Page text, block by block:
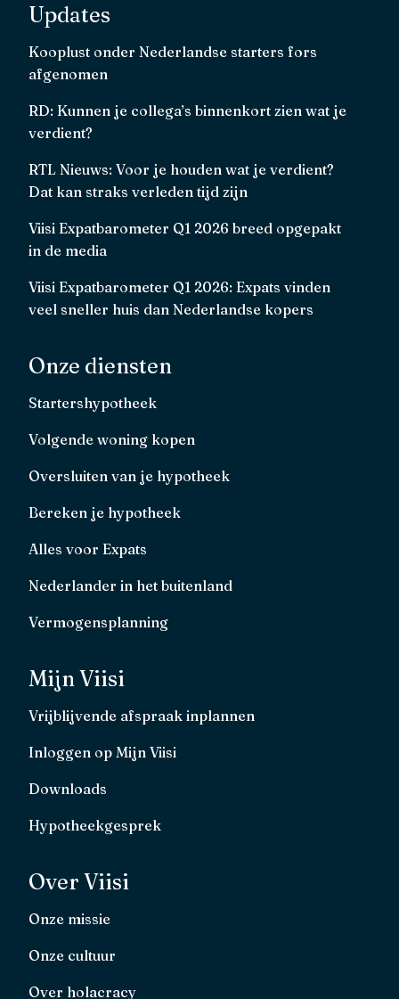
Updates
Kooplust onder Nederlandse starters fors
afgenomen
RD: Kunnen je collega’s binnenkort zien wat je
verdient?
RTL Nieuws: Voor je houden wat je verdient?
Dat kan straks verleden tijd zijn
Viisi Expatbarometer Q1 2026 breed opgepakt
in de media
Viisi Expatbarometer Q1 2026: Expats vinden
veel sneller huis dan Nederlandse kopers
Onze diensten
Startershypotheek
Volgende woning kopen
Oversluiten van je hypotheek
Bereken je hypotheek
Alles voor Expats
Nederlander in het buitenland
Vermogensplanning
Mijn Viisi
Vrijblijvende afspraak inplannen
Inloggen op Mijn Viisi
Downloads
Hypotheekgesprek
Over Viisi
Onze missie
Onze cultuur
Over holacracy